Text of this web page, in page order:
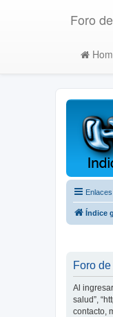
Foro
Índice
Foro
Al
salud”,
contacto,